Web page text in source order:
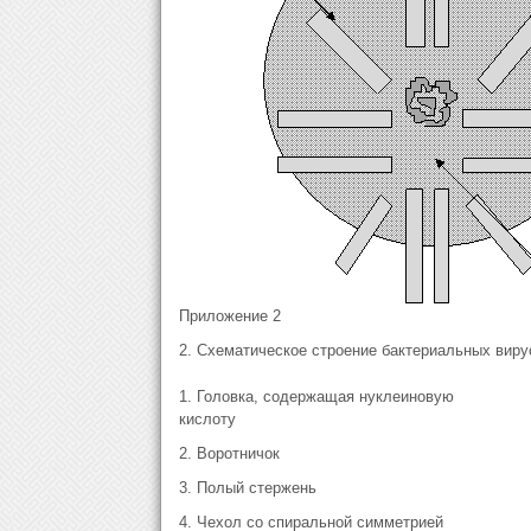
Приложение 2
2. Схематическое строение бактериальных
1. Головка, содержащая нуклеиновую
кислоту
2. Воротничок
3. Полый стержень
4. Чехол со спиральной симметрией